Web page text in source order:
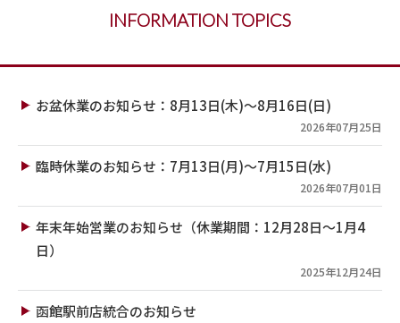
INFORMATION TOPICS
お盆休業のお知らせ：8月13日(木)～8月16日(日)
2026年07月25日
臨時休業のお知らせ：7月13日(月)～7月15日(水)
2026年07月01日
年末年始営業のお知らせ（休業期間：12月28日～1月4
日）
2025年12月24日
函館駅前店統合のお知らせ